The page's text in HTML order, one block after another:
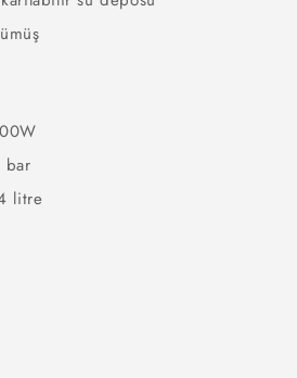
bar
litre